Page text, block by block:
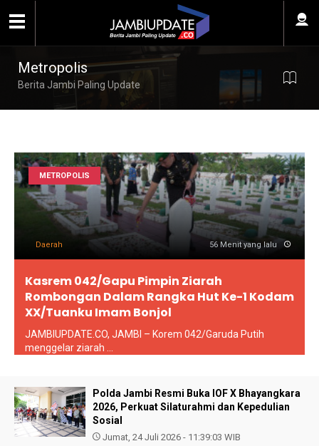
Metropolis
Berita Jambi Paling Update
METROPOLIS
Daerah 56 Menit yang lalu
Kasrem 042/Gapu Pimpin Ziarah
Rombongan Dalam Rangka Hut Ke-1 Kodam
XX/Tuanku Imam Bonjol
JAMBIUPDATE.CO, JAMBI – Korem 042/Garuda Putih
menggelar ziarah ...
Polda Jambi Resmi Buka IOF X Bhayangkara
2026, Perkuat Silaturahmi dan Kepedulian
Sosial
Jumat, 24 Juli 2026 - 11:39:03 WIB